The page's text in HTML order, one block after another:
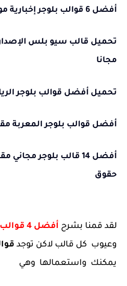
أفضل 6 قوالب بلوجر إخبارية موصى بها
مجانا
تحميل أفضل قوالب بلوجر
أفضل قوالب بلوجر المعربة
أفضل 14 قالب بلوجر
حقوق
لقد قمنا بشرح أفضل 4 قوالب بلوجر 2023
وعيوب كل قالب لاكن توجد
يمكنك واستعمالها وهي